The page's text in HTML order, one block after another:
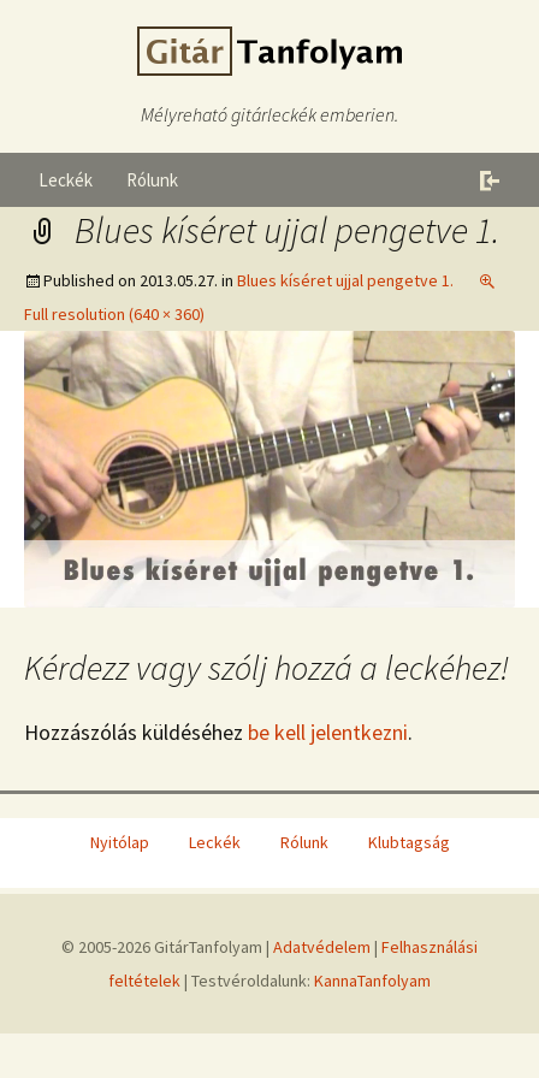
Mélyreható gitárleckék emberien.
Leckék Rólunk
Blues kíséret ujjal pengetve 1.
Published on 2013.05.27. in Blues kíséret ujjal pengetve 1.
Full resolution (640 × 360)
Kérdezz vagy szólj hozzá a leckéhez!
Hozzászólás küldéséhez be kell jelentkezni.
Nyitólap Leckék Rólunk Klubtagság
© 2005-2026 GitárTanfolyam | Adatvédelem | Felhasználási
feltételek | Testvéroldalunk: KannaTanfolyam